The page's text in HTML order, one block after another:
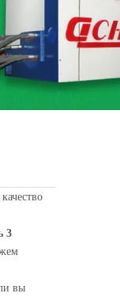
прокатки
3
вы